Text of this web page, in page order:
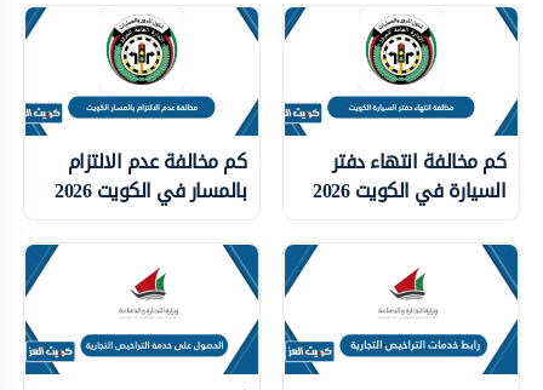
كم مخالفة انتهاء دفتر
السيارة في الكويت 2026
كم مخالفة عدم الالتزام
بالمسار في الكويت 2026